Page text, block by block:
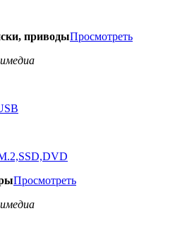
приводыПросмотреть
Просмотреть